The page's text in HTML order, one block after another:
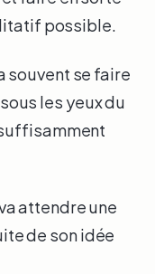
possible.
souvent se faire
les yeux du
attendre une
de son idée